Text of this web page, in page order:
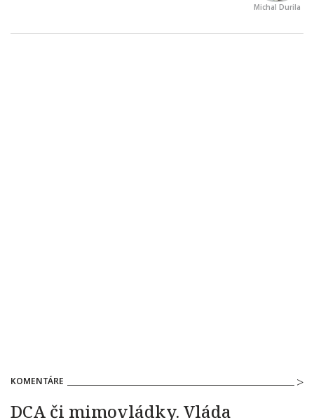
Michal Durila
KOMENTÁRE
DCA či mimovládky. Vláda